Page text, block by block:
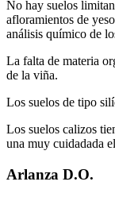
No hay suelos
afloramientos de
análisis químico de
La falta de materia
de la viña.
Los suelos de tipo
Los suelos calizos
una muy cuidadada
Arlanza D.O.